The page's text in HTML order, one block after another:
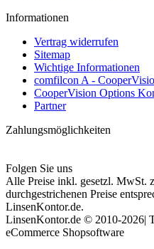
Informationen
Vertrag widerrufen
Sitemap
Wichtige Informationen
comfilcon A -
CooperVision Options
Partner
Zahlungsmöglichkeiten
Folgen Sie uns
Alle Preise inkl. gesetzl. MwSt.
durchgestrichenen Preise
LinsenKontor.de.
LinsenKontor.de © 2010-2026|
eCommerce Shopsoftware